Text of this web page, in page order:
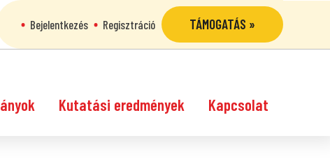
Bejelentkezés Regisztráció TÁMOGATÁS »
Kutatási eredmények Kapcsolat